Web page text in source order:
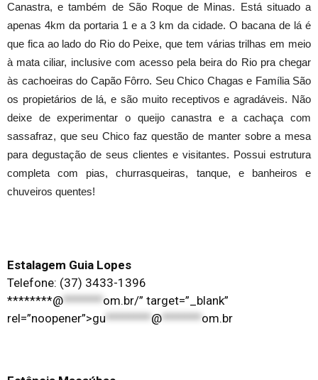
Canastra, e também de São Roque de Minas. Está situado a
apenas 4km da portaria 1 e a 3 km da cidade. O bacana de lá é
que fica ao lado do Rio do Peixe, que tem várias trilhas em meio
à mata ciliar, inclusive com acesso pela beira do Rio pra chegar
às cachoeiras do Capão Fôrro. Seu Chico Chagas e Família São
os propietários de lá, e são muito receptivos e agradáveis. Não
deixe de experimentar o queijo canastra e a cachaça com
sassafraz, que seu Chico faz questão de manter sobre a mesa
para degustação de seus clientes e visitantes. Possui estrutura
completa com pias, churrasqueiras, tanque, e banheiros e
chuveiros quentes!
Estalagem Guia Lopes
Telefone: (37) 3433-1396
********@*******om.br/” target=”_blank”
rel=”noopener”>gu********@*******om.br